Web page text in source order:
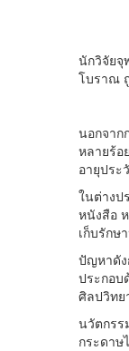
นักวิจัยจุ
โบราณ
นอกจาก
หลายร้อ
อายุประ
ในต่างป
หนังสือ
เก็บรักษ
ปัญหาดัง
ประกอบ
ศิลปวิท
นวัตกรร
กระดาษ